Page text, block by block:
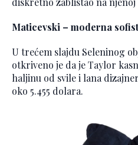
Maticevski – moderna
U trećem slajdu Seleninog
otkriveno je da je Taylor
haljinu od svile i lana
oko 5.455 dolara.